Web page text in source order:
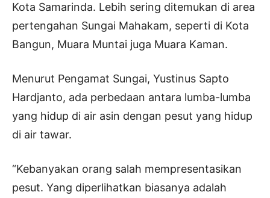
Kota Samarinda. Lebih sering ditemukan di area
pertengahan Sungai Mahakam, seperti di Kota
Bangun, Muara Muntai juga Muara Kaman.
Menurut Pengamat Sungai, Yustinus Sapto
Hardjanto, ada perbedaan antara lumba-lumba
yang hidup di air asin dengan pesut yang hidup
di air tawar.
“Kebanyakan orang salah mempresentasikan
pesut. Yang diperlihatkan biasanya adalah